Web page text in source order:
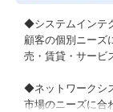
◆システムインテ
顧客の個別ニーズ
売・賃貸・サービ
◆ネットワークシ
市場のニーズに合